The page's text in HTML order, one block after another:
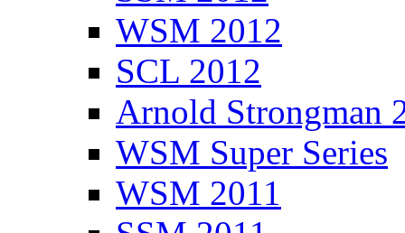
WSM 2012
SCL 2012
Arnold Strongman
WSM Super Series
WSM 2011